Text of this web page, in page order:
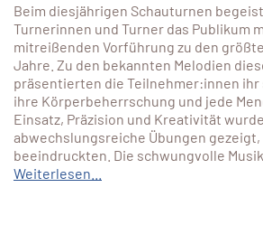
Beim diesjährigen Schauturnen
Turnerinnen und Turner das Publikum
mitreißenden Vorführung zu den
Jahre. Zu den bekannten Melodien
präsentierten die Teilnehmer:innen
ihre Körperbeherrschung und jede
Einsatz, Präzision und Kreativität
abwechslungsreiche Übungen gezeigt,
beeindruckten. Die schwungvolle
Weiterlesen...